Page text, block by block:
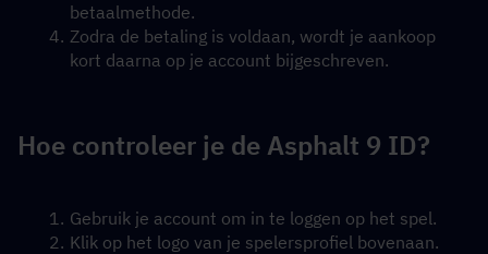
betaalmethode.
Zodra de betaling is voldaan, wordt je aankoop
kort daarna op je account bijgeschreven.
Hoe controleer je de Asphalt 9 ID?
Gebruik je account om in te loggen op het spel.
Klik op het logo van je spelersprofiel bovenaan.